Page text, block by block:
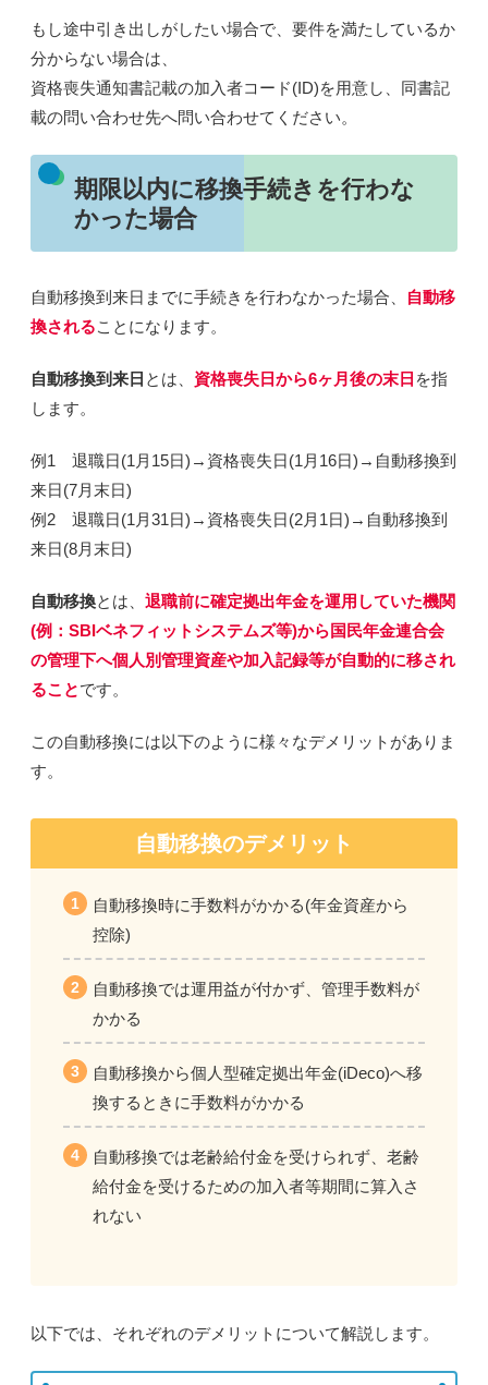
もし途中引き出しがしたい場合で、要件を満たしているか
分からない場合は、
資格喪失通知書記載の加入者コード(ID)を用意し、同書記
載の問い合わせ先へ問い合わせてください。
期限以内に移換手続きを行わな
かった場合
自動移換到来日までに手続きを行わなかった場合、 自動移
換されることになります。
自動移換到来日 とは、 資格喪失日から6ヶ月後の末日 を指
します。
例1 退職日(1月15日)→資格喪失日(1月16日)→自動移換到
来日(7月末日)
例2 退職日(1月31日)→資格喪失日(2月1日)→自動移換到
来日(8月末日)
自動移換とは、退職前に確定拠出年金を運用していた機関
(例：SBIベネフィットシステムズ等)から国民年金連合会
の管理下へ個人別管理資産や加入記録等が自動的に移され
ることです。
この自動移換には以下のように様々なデメリットがありま
す。
自動移換のデメリット
自動移換時に手数料がかかる(年金資産から
控除)
自動移換では運用益が付かず、管理手数料が
かかる
自動移換から個人型確定拠出年金(iDeco)へ移
換するときに手数料がかかる
自動移換では老齢給付金を受けられず、老齢
給付金を受けるための加入者等期間に算入さ
れない
以下では、それぞれのデメリットについて解説します。